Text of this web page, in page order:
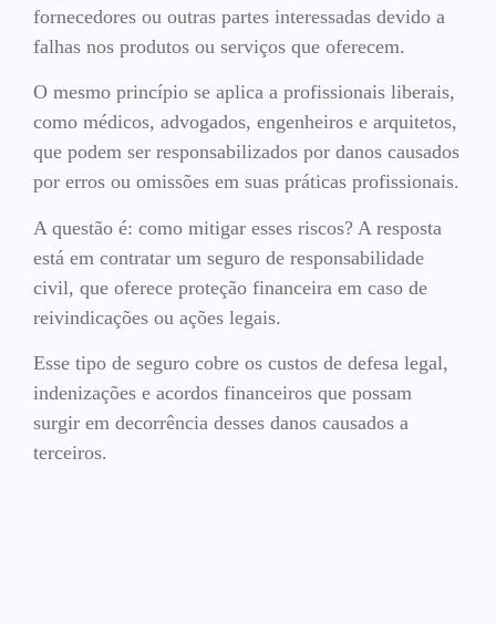
fornecedores ou outras partes interessadas devido a
falhas nos produtos ou serviços que oferecem.
O mesmo princípio se aplica a profissionais liberais,
como médicos, advogados, engenheiros e arquitetos,
que podem ser responsabilizados por danos causados
por erros ou omissões em suas práticas profissionais.
A questão é: como mitigar esses riscos? A resposta
está em contratar um seguro de responsabilidade
civil, que oferece proteção financeira em caso de
reivindicações ou ações legais.
Esse tipo de seguro cobre os custos de defesa legal,
indenizações e acordos financeiros que possam
surgir em decorrência desses danos causados a
terceiros.